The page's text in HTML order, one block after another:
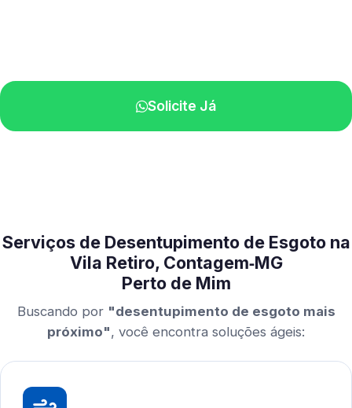
Solicite Já
Serviços de Desentupimento de Esgoto na
Vila Retiro, Contagem‑MG
Perto de Mim
Buscando por "desentupimento de esgoto mais
próximo", você encontra soluções ágeis: